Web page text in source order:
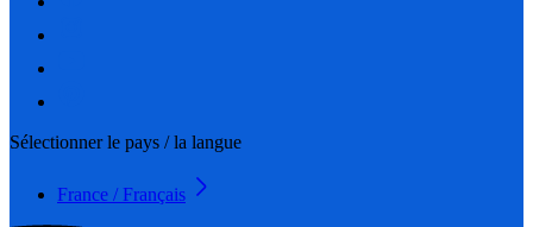
Sélectionner le pays / la langue
France / Français